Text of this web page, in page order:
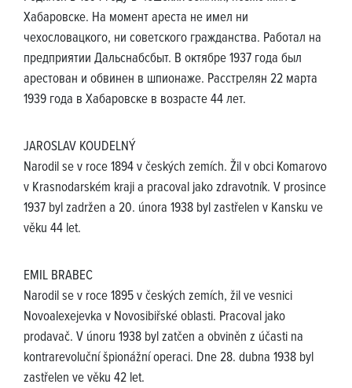
Хабаровске. На момент ареста не имел ни
чехословацкого, ни советского гражданства. Работал на
предприятии Дальснабсбыт. В октябре 1937 года был
арестован и обвинен в шпионаже. Расстрелян 22 марта
1939 года в Хабаровске в возрасте 44 лет.
JAROSLAV KOUDELNÝ
Narodil se v roce 1894 v českých zemích. Žil v obci Komarovo
v Krasnodarském kraji a pracoval jako zdravotník. V prosince
1937 byl zadržen a 20. února 1938 byl zastřelen v Kansku ve
věku 44 let.
EMIL BRABEC
Narodil se v roce 1895 v českých zemích, žil ve vesnici
Novoalexejevka v Novosibiřské oblasti. Pracoval jako
prodavač. V únoru 1938 byl zatčen a obviněn z účasti na
kontrarevoluční špionážní operaci. Dne 28. dubna 1938 byl
zastřelen ve věku 42 let.